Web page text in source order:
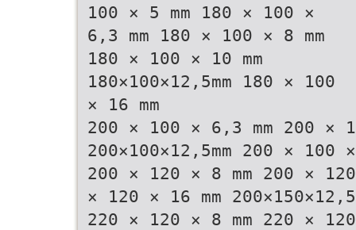
100 × 5 mm 180 × 100 ×
6,3 mm 180 × 100 × 8 mm
180 × 100 × 10 mm
180×100×12,5mm 180 × 100
× 16 mm
200 × 100 × 6,3 mm 200 ×
200×100×12,5mm 200 × 100
200 × 120 × 8 mm 200 × 120
× 120 × 16 mm
220 × 120 × 8 mm 220 × 120